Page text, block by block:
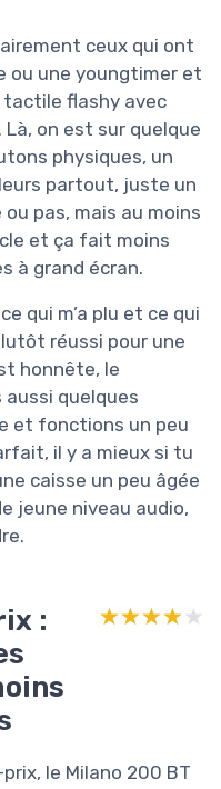
ceux qui ont
ou une youngtimer et
tactile flashy avec
on est sur quelque
physiques, un
partout, juste un
pas, mais au moins
et ça fait moins
à grand écran.
qui m’a plu et ce qui
réussi pour une
honnête, le
quelques
et fonctions un peu
il y a mieux si tu
caisse un peu âgée
jeune niveau audio,
:
★★★★★
★★★★★
le Milano 200 BT